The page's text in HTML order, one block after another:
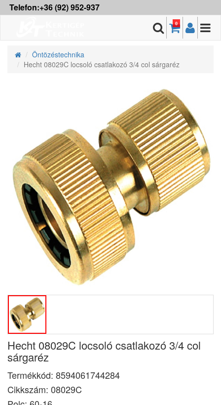
Telefon:+36 (92) 952-937
0
Öntözéstechnika
Hecht 08029C locsoló csatlakozó 3/4 col sárgaréz
Hecht 08029C locsoló csatlakozó 3/4 col
sárgaréz
Termékkód: 8594061744284
Cikkszám: 08029C